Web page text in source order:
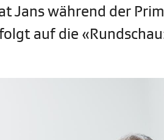
Jans während der
auf die